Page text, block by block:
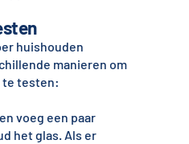
huishouden
manieren om
te testen:
voeg een paar
het glas. Als er